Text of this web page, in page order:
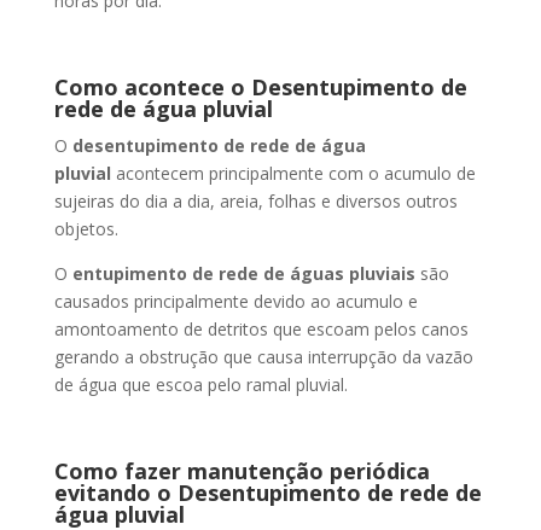
Como acontece o Desentupimento de
rede de água pluvial
O desentupimento de rede de água
pluvial acontecem principalmente com o acumulo de
sujeiras do dia a dia, areia, folhas e diversos outros
objetos.
O entupimento de rede de águas pluviais são
causados principalmente devido ao acumulo e
amontoamento de detritos que escoam pelos canos
gerando a obstrução que causa interrupção da vazão
de água que escoa pelo ramal pluvial.
Como fazer manutenção periódica
evitando o Desentupimento de rede de
água pluvial